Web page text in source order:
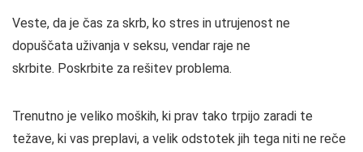
Veste, da je čas za skrb, ko stres in utrujenost ne
dopuščata uživanja v seksu, vendar raje ne
skrbite. Poskrbite za rešitev problema.
Trenutno je veliko moških, ki prav tako trpijo zaradi te
težave, ki vas preplavi, a velik odstotek jih tega niti ne reče